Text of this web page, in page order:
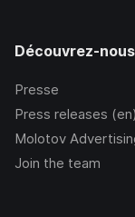
Découvrez-nous
Presse
Press releases (en)
Molotov
Join the team